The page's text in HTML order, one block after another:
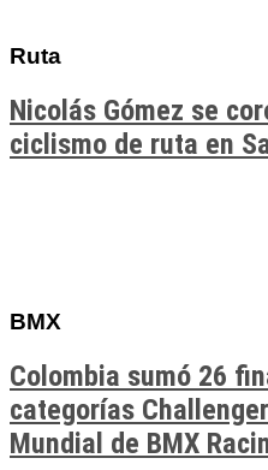
Ruta
Nicolás Gómez se
ciclismo de ruta en
BMX
Colombia sumó 26
categorías
Mundial de BMX